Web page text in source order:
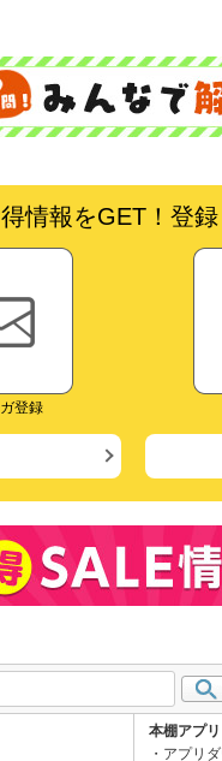
情報をGET！登
登録
本棚アプリ
アプリ